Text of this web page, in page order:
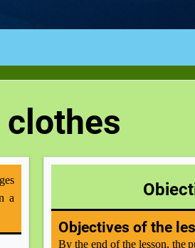
clothes
a
Objectives of the
By the end of the lesson, the